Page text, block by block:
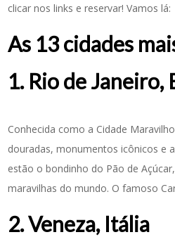
clicar nos links e reservar! Vamos lá:
As 13 cidades
1. Rio de Janeiro,
Conhecida como a Cidade
douradas, monumentos icônicos e
estão o bondinho do Pão de
maravilhas do mundo. O famoso
2. Veneza, Itália